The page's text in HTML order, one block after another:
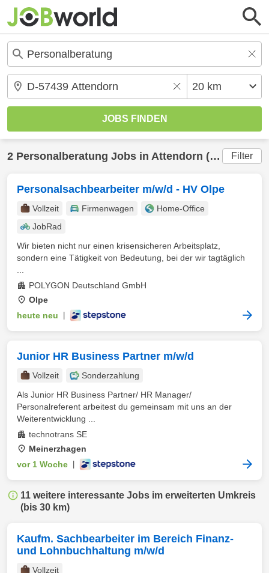
2 Personalberatung Jobs in Attendorn (20 km) gefunden Filter
Personalsachbearbeiter m/w/d - HV Olpe
Vollzeit Firmenwagen
Home-Office
JobRad
Wir bieten nicht nur einen krisensicheren Arbeitsplatz,
sondern eine Tätigkeit von Bedeutung, bei der wir tagtäglich
POLYGON Deutschland GmbH
Olpe
heute neu
Junior HR Business Partner m/w/d
Vollzeit
Sonderzahlung
Als Junior HR Business Partner/ HR Manager/
Personalreferent arbeitest du gemeinsam mit uns an der
Weiterentwicklung ...
technotrans SE
Meinerzhagen
vor 1 Woche
11 weitere interessante Jobs im erweiterten Umkreis
(bis 30 km)
Kaufm. Sachbearbeiter im Bereich Finanz-
und Lohnbuchhaltung m/w/d
Vollzeit